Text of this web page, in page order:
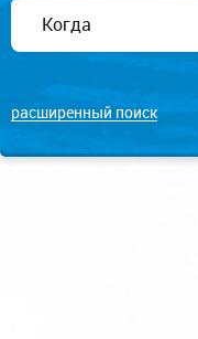
расширенный поиск